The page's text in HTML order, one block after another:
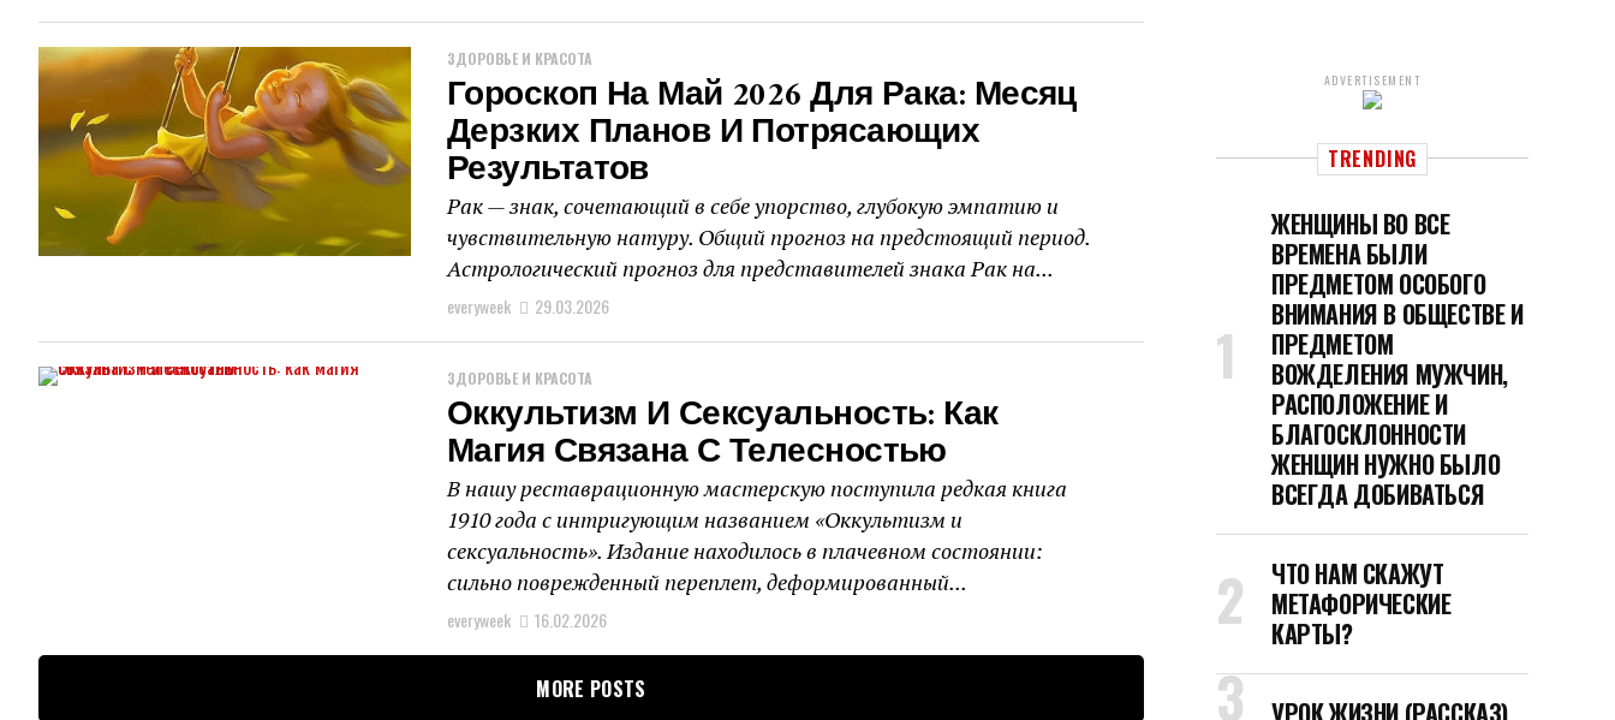
ЗДОРОВЬЕ И КРАСОТА
Гороскоп На Май 2026 Для Рака: Месяц
Дерзких Планов И Потрясающих
Результатов
Рак — знак, сочетающий в себе упорство, глубокую эмпатию и
чувствительную натуру. Общий прогноз на предстоящий период.
Астрологический прогноз для представителей знака Рак на...
everyweek 29.03.2026
ЗДОРОВЬЕ И КРАСОТА
Оккультизм И Сексуальность: Как
Магия Связана С Телесностью
В нашу реставрационную мастерскую поступила редкая книга
1910 года с интригующим названием «Оккультизм и
сексуальность». Издание находилось в плачевном состоянии:
сильно поврежденный переплет, деформированный...
everyweek 16.02.2026
MORE POSTS
ADVERTISEMENT
TRENDING
ЖЕНЩИНЫ ВО ВСЕ
ВРЕМЕНА БЫЛИ
ПРЕДМЕТОМ ОСОБОГО
ВНИМАНИЯ В ОБЩЕСТВЕ И
ПРЕДМЕТОМ
ВОЖДЕЛЕНИЯ МУЖЧИН,
РАСПОЛОЖЕНИЕ И
БЛАГОСКЛОННОСТИ
ЖЕНЩИН НУЖНО БЫЛО
ВСЕГДА ДОБИВАТЬСЯ
ЧТО НАМ СКАЖУТ
МЕТАФОРИЧЕСКИЕ
КАРТЫ?
УРОК ЖИЗНИ (РАССКАЗ)